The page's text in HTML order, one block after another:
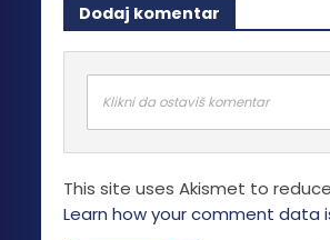
Dodaj komentar
Klikni da ostaviš komentar
This site uses Akismet to
Learn how your comment data